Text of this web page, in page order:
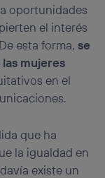
oportunidades
el interés
esta forma,se
mujeres
en el
que ha
la igualdad en
existe un